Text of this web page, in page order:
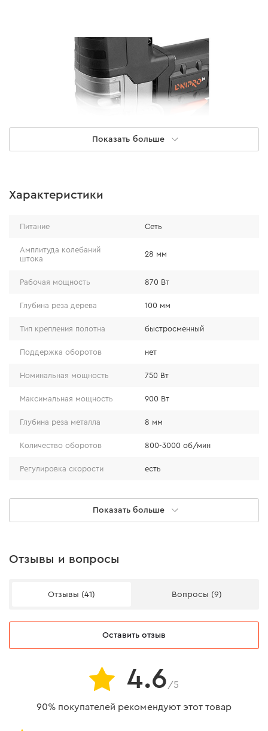
обдув рабочей области с возможностью его
отключения;
возможность быстрой настройки произвольного
фиксированных положений: -45°/0/45°;
система фиксации пилки с помощью рычага
литая подошва имеет усиление стальной
LED-подсветка зоны реза.
Направляющий ролик с игольчатым подшипником
вероятность заклинивания. Сам подшипник
расположен на выточенном штифте, который
фиксируется стопорным кольцом.
Показать больше
Характеристики
Питание Сеть
Амплитуда колебаний
штока
28 мм
Рабочая мощность 870 Вт
Глубина реза дерева 100 мм
Тип крепления полотна быстросменный
Поддержка оборотов нет
Номинальная мощность 750 Вт
Максимальная мощность 900 Вт
Глубина реза металла 8 мм
Количество оборотов 800-3000 об/мин
Регулировка скорости есть
Подсветка рабочей зоны есть
Длина шнура
3,1 кг
Показать больше
Отзывы и вопросы
Отзывы (41) Вопросы (9)
Оставить отзыв
4.6 /5
90% покупателей рекомендуют этот товар